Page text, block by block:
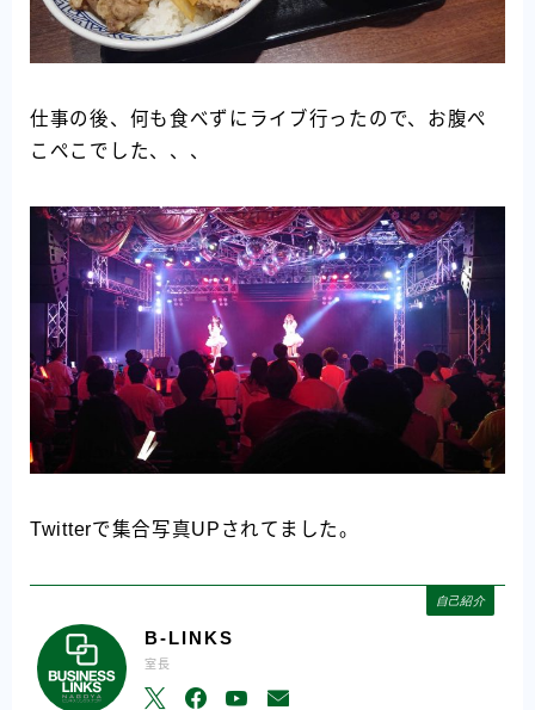
仕事の後、何も食べずにライブ行ったので、お腹ぺ
こぺこでした、、、
Twitterで集合写真UPされてました。
自己紹介
B-LINKS
室長